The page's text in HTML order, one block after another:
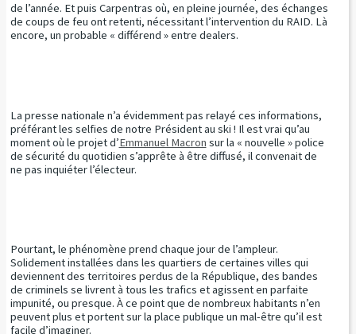
de l’année. Et puis Carpentras où, en pleine journée, des échanges
de coups de feu ont retenti, nécessitant l’intervention du RAID. Là
encore, un probable « différend » entre dealers.
La presse nationale n’a évidemment pas relayé ces informations,
préférant les selfies de notre Président au ski ! Il est vrai qu’au
moment où le projet d’Emmanuel Macron sur la « nouvelle » police
de sécurité du quotidien s’apprête à être diffusé, il convenait de
ne pas inquiéter l’électeur.
Pourtant, le phénomène prend chaque jour de l’ampleur.
Solidement installées dans les quartiers de certaines villes qui
deviennent des territoires perdus de la République, des bandes
de criminels se livrent à tous les trafics et agissent en parfaite
impunité, ou presque. À ce point que de nombreux habitants n’en
peuvent plus et portent sur la place publique un mal-être qu’il est
facile d’imaginer.